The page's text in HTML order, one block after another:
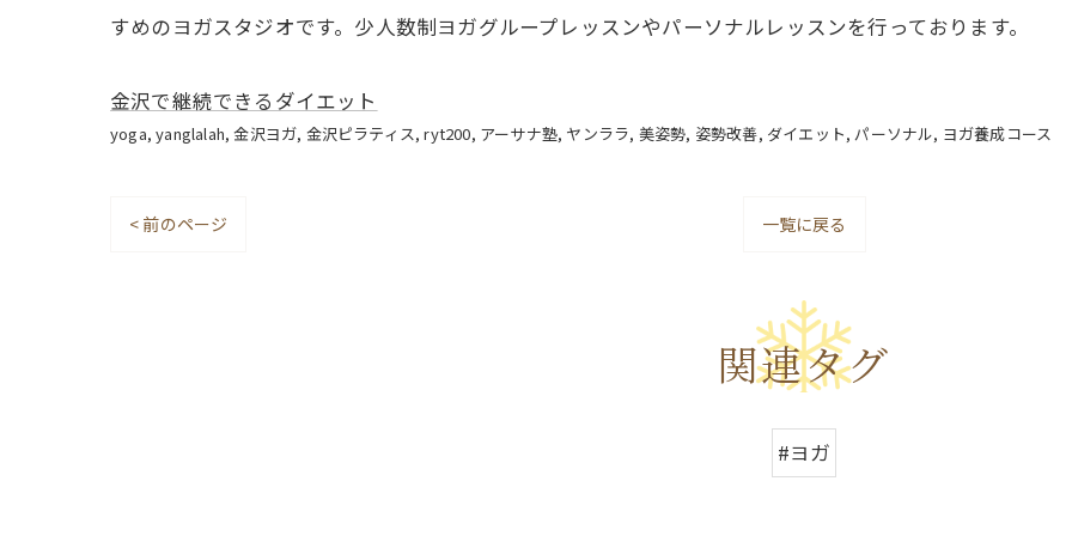
すめのヨガスタジオです。少人数制ヨガグループレッスンやパーソナルレッスンを行っております。
金沢で継続できるダイエット
yoga yanglalah 金沢ヨガ 金沢ピラティス ryt200 アーサナ塾 ヤンララ 美姿勢 姿勢改善 ダイエット パーソナル ヨガ養成コース
< 前のページ 一覧に戻る
関連タグ
#ヨガ